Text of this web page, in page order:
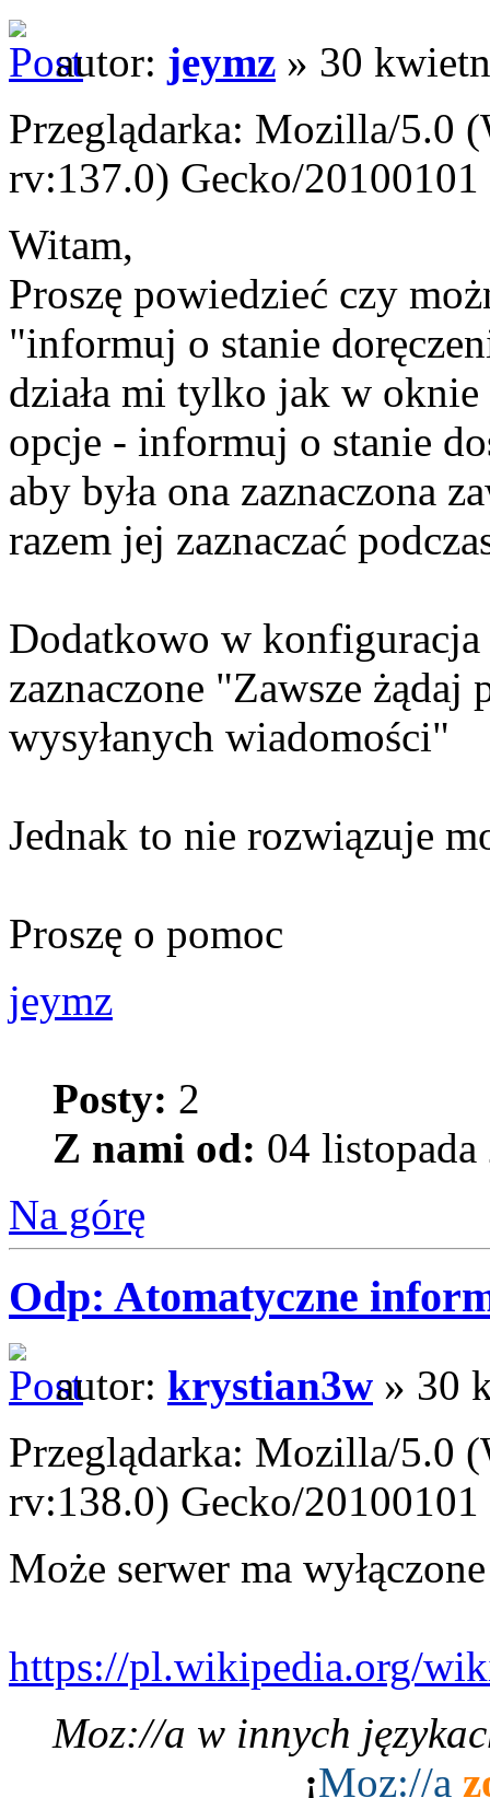
autor: jeymz » 30
Przeglądarka: Mozilla/5.0
rv:137.0) Gecko/
Witam,
Proszę powiedzieć czy
"informuj o stanie
działa mi tylko jak w
opcje - informuj o stanie
aby była ona zaznaczona
razem jej zaznaczać
Dodatkowo w
zaznaczone "Zawsze żądaj
wysyłanych wiadomości"
Jednak to nie rozwiązuje
Proszę o pomoc
jeymz
Posty: 2
Z nami od: 04
Na górę
Odp: Atomatyczne
autor: krystian3w » 30
Przeglądarka: Mozilla/5.0
rv:138.0) Gecko/
Może serwer ma
https://pl.wikipedia.org/
Moz://a w innych
¡Moz://a